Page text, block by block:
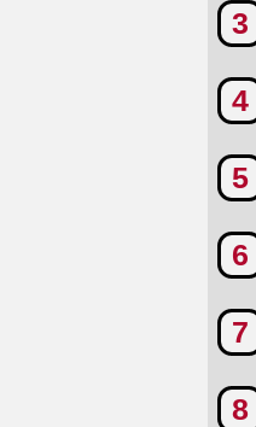
3
4
5
6
7
8